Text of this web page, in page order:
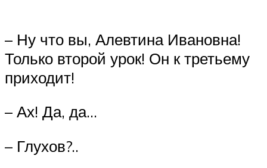
– Ну что вы, Алевтина Ивановна!
Только второй урок! Он к третьему
приходит!
– Ах! Да, да…
– Глухов?..